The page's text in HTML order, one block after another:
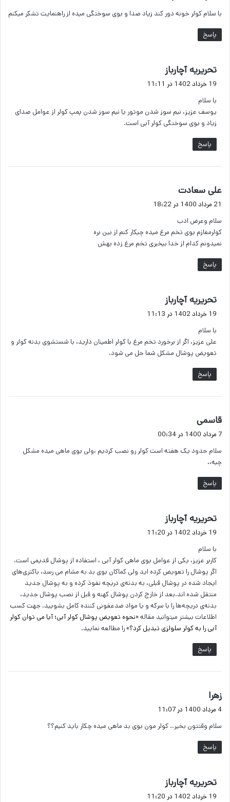
:
با سلام کولر خونه دور کند زیاد صدا و بوی سوختگی میده از راهنمایت تشکر میکنم
پاسخ
تحریریه آچارباز
ف
19 خرداد 1402 در 11:11
با سلام
یوسف عزیز، نیم سوز شدن موتور یا نیم سوز شدن پمپ کولر از عوامل صدای
زیاد و بوی سوختگی کولر آبی است.
پاسخ
علی سعادت
ت
:
21 مرداد 1400 در 18:22
سلام وعرض ادب
کولرمغازم بوی تخم مرغ میده چیکار کنم از بین بره
نمیدونم کدام از خدا بیخبری تخم مرغ زده بهش
پاسخ
تحریریه آچارباز
ف
19 خرداد 1402 در 11:13
با سلام
علی عزیز، اگر از برخورد تخم مرغ با کولر اطمینان دارید، با شستشوی بدنه کولر و
تعویض پوشال مشکل شما حل می شود.
پاسخ
قاسمی
ف
:
7 مرداد 1400 در 00:34
سلام حدود یک هفته است کولر رو نصب کردیم ،ولی بوی ماهی میده مشکل
چیه،،
پاسخ
تحریریه آچارباز
ف
19 خرداد 1402 در 11:20
با سلام
کاربر عزیز، یکی از عوامل بوی ماهی کولر آبی ، استفاده از پوشال قدیمی است.
اگر پوشال را تعویض کرده اید ولی کماکان بوی بد به مشام می رسد، باکتری‌های
ایجاد شده در پوشال قبلی، به بدنه‌ی دریچه‌ نفوذ کرده و به پوشال جدید
منتقل شده اند.بعد از خارج کردن پوشال کهنه و قبل از نصب پوشال جدید،
بدنه‌ی دریچه‌ها را با سرکه و یا مواد ضدعفونی کننده کامل بشویید. جهت کسب
اطلاعات بیشتر میتوانید مقاله «نحوه تعویض پوشال کولر آبی؛ آیا می توان کولر
آبی را به کولر سلولزی تبدیل کرد؟» را مطالعه نمایید.
پاسخ
زهرا
ف
:
4 مرداد 1400 در 11:07
سلام وقتتون بخیر.. کولر مون بوی بد ماهی میده چکار باید کنیم؟؟
پاسخ
تحریریه آچارباز
ف
19 خرداد 1402 در 11:20